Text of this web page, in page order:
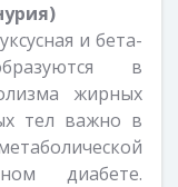
и бета-
в
жирных
тел важно в
диабете.